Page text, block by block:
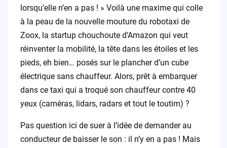
lorsqu’elle n’en a pas ! » Voilà une maxime qui colle
à la peau de la nouvelle mouture du robotaxi de
Zoox, la startup chouchoute d’Amazon qui veut
réinventer la mobilité, la tête dans les étoiles et les
pieds, eh bien… posés sur le plancher d’un cube
électrique sans chauffeur. Alors, prêt à embarquer
dans ce taxi qui a troqué son chauffeur contre 40
yeux (caméras, lidars, radars et tout le toutim) ?
Pas question ici de suer à l’idée de demander au
conducteur de baisser le son : il n’y en a pas ! Mais